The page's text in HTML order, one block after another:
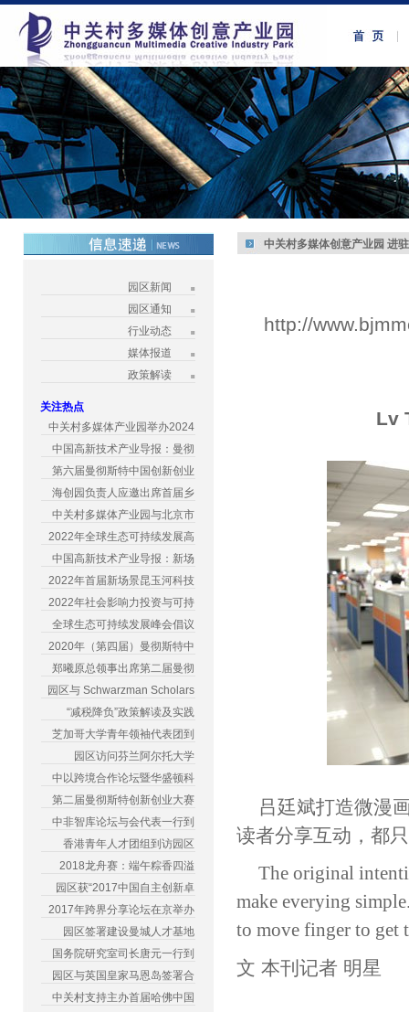
园区新闻
园区通知
行业动态
媒体报道
政策解读
关注热点
中关村多媒体产业园举办2024
中国高新技术产业导报：曼彻
第六届曼彻斯特中国创新创业
海创园负责人应邀出席首届乡
中关村多媒体产业园与北京市
2022年全球生态可持续发展高
中国高新技术产业导报：新场
2022年首届新场景昆玉河科技
2022年社会影响力投资与可持
全球生态可持续发展峰会倡议
2020年（第四届）曼彻斯特中
郑曦原总领事出席第二届曼彻
园区与 Schwarzman Scholars
“减税降负”政策解读及实践
芝加哥大学青年领袖代表团到
园区访问芬兰阿尔托大学
中以跨境合作论坛暨华盛顿科
第二届曼彻斯特创新创业大赛
中非智库论坛与会代表一行到
香港青年人才团组到访园区
2018龙舟赛：端午粽香四溢
园区获“2017中国自主创新卓
2017年跨界分享论坛在京举办
园区签署建设曼城人才基地
国务院研究室司长唐元一行到
园区与英国皇家马恩岛签署合
中关村支持主办首届哈佛中国
中关村多媒体创意产业园 进
http://
Lv
吕廷斌打造微漫
读者分享互动，都
The original
make everying
to move finger to get
文 本刊记者 明星